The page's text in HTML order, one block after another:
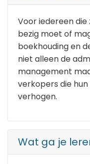
Voor iedereen
bezig moet of
boekhouding en
niet alleen de
management
verkopers die
verhogen.
Wat ga je